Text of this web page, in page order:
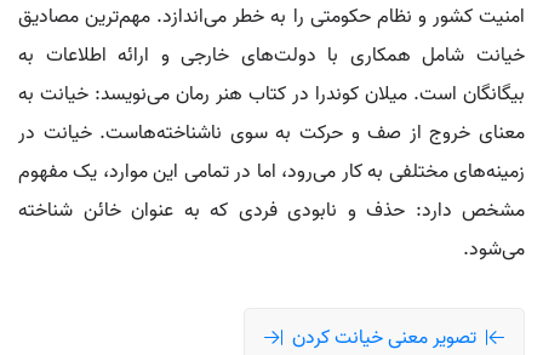
امنیت کشور و نظام حکومتی را به خطر می‌اندازد. مهم‌ترین مصادیق
خیانت شامل همکاری با دولت‌های خارجی و ارائه اطلاعات به
بیگانگان است. میلان کوندرا در کتاب هنر رمان می‌نویسد: خیانت به
معنای خروج از صف و حرکت به سوی ناشناخته‌هاست. خیانت در
زمینه‌های مختلفی به کار می‌رود، اما در تمامی این موارد، یک مفهوم
مشخص دارد: حذف و نابودی فردی که به عنوان خائن شناخته
می‌شود.
تصویر معنی خیانت کردن